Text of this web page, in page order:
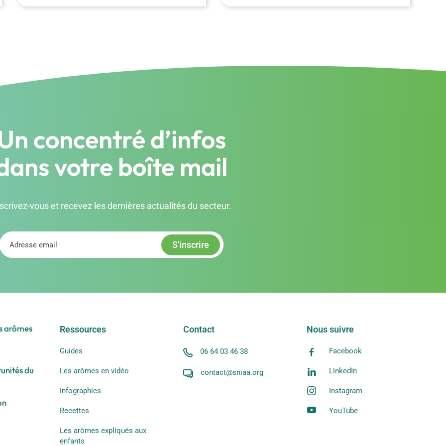
concentré d’infos
votre boîte mail
vous et recevez les dernières actualités du secteur.
arômes
du
Ressources
Guides
Les arômes en vidéo
Infographies
Recettes
Les arômes expliqués aux
enfants
Contact
06 64 03 46 38
contact@sniaa.org
Nous suivre
Facebook
LinkedIn
Instagram
YouTube